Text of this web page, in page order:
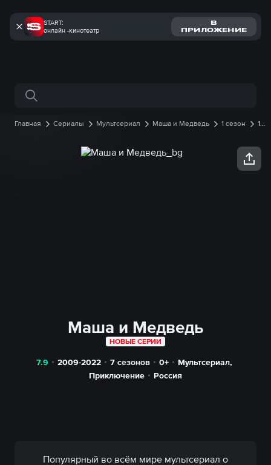
START:
онлайн -кинотеатр
В
ПРИЛОЖЕНИЕ
Поиск по сайту
Главная Сериалы Мультсериал Маша и Медведь 1 сезон
1
Маша и Медведь
НОВЫЕ СЕРИИ
7.9 2009-2022 7 сезонов 0+ Мультсериал,
Приключение
Россия
Популярный во всём мире мультсериал о